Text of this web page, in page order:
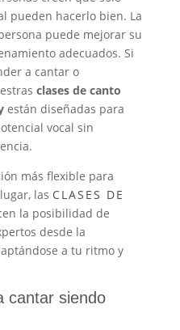
pueden hacerlo bien. La
puede mejorar su
adecuados. Si
a cantar o
clases de canto
están diseñadas para
vocal sin
más flexible para
las CLASES DE
la posibilidad de
desde la
a tu ritmo y
cantar siendo